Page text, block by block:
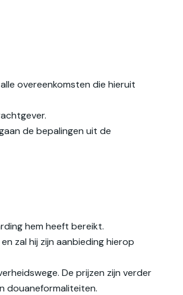
overeenkomsten die hieruit
de bepalingen uit de
hem heeft bereikt.
zal hij zijn aanbieding hierop
De prijzen zijn verder
douaneformaliteiten.